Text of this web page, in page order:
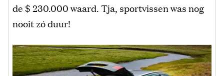
de $ 230.000 waard. Tja, sportvissen was nog
nooit zó duur!